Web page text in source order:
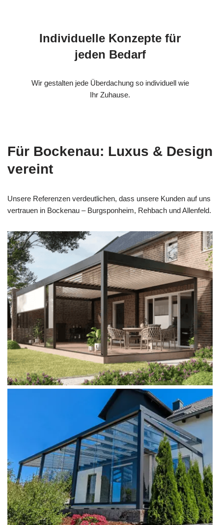
Individuelle Konzepte für
jeden Bedarf
Wir gestalten jede Überdachung so individuell wie
Ihr Zuhause.
Für Bockenau: Luxus & Design
vereint
Unsere Referenzen verdeutlichen, dass unsere Kunden auf uns
vertrauen in Bockenau – Burgsponheim, Rehbach und Allenfeld.